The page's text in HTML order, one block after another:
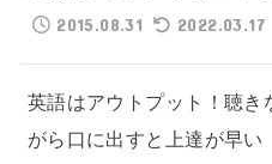
2015.08.31
2022.03.17
英語はアウトプット！聴き
がら口に出すと上達が早い